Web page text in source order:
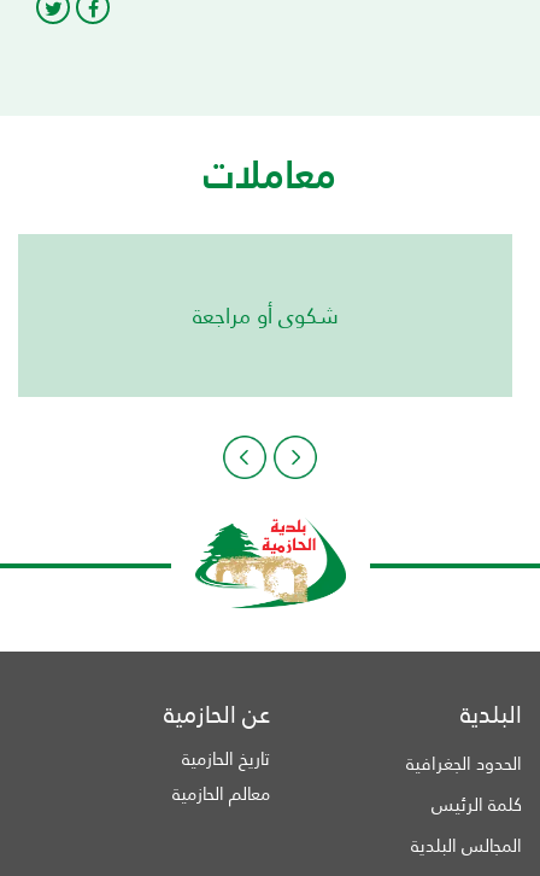
معاملات
شكوى أو مراجعة
البلدية
الحدود الجغرافية
كلمة الرئيس
المجالس البلدية
عن الحازمية
تاريخ الحازمية
معالم الحازمية